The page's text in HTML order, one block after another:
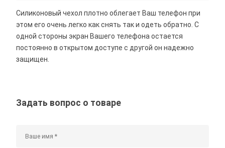
Силиконовый чехол плотно облегает Ваш телефон при
этом его очень легко как снять так и одеть обратно. С
одной стороны экран Вашего телефона остается
постоянно в открытом доступе с другой он надежно
защищен.
Задать вопрос о товаре